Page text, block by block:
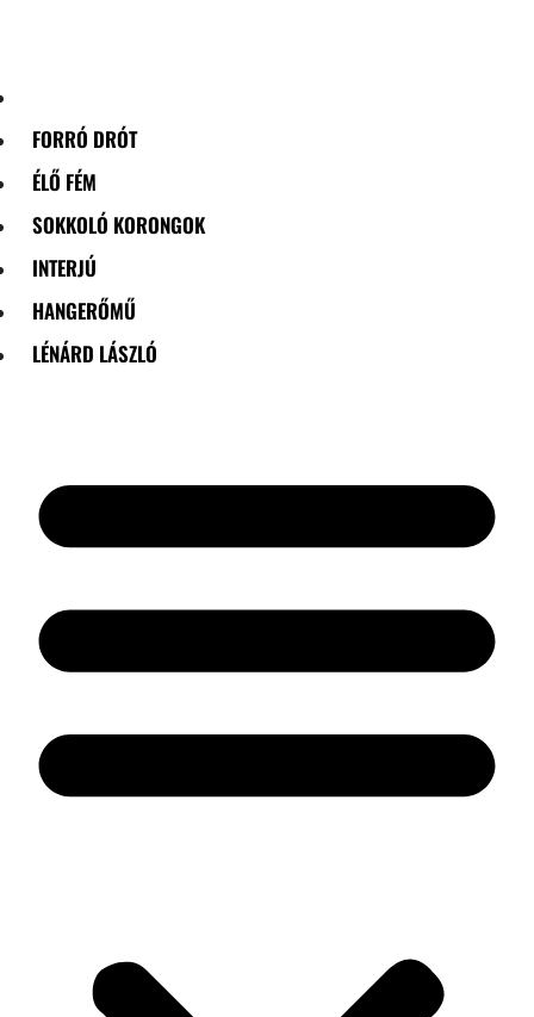
FORRÓ DRÓT
ÉLŐ FÉM
SOKKOLÓ KORONGOK
INTERJÚ
HANGERŐMŰ
LÉNÁRD LÁSZLÓ